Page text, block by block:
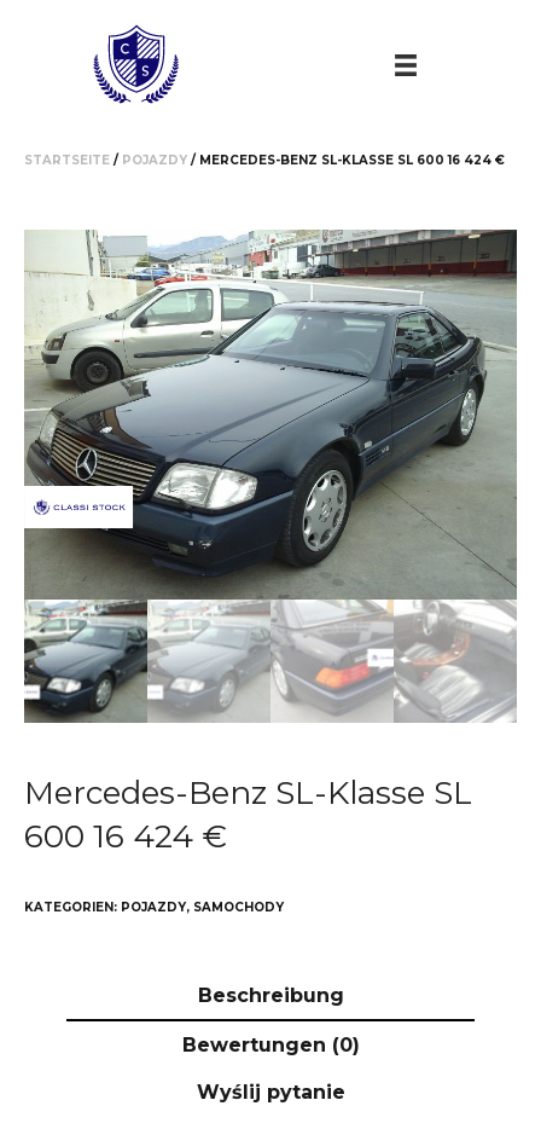
STARTSEITE / POJAZDY / MERCEDES-BENZ SL-KLASSE SL 600 16 424 €
Mercedes-Benz SL-Klasse SL
600 16 424 €
KATEGORIEN: POJAZDY, SAMOCHODY
Beschreibung
Bewertungen (0)
Wyślij pytanie